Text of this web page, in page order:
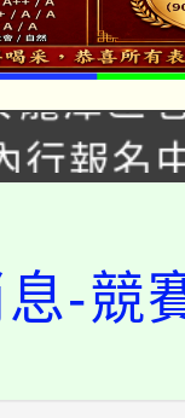
、30在
龍潭區
行報名
動會8/
舉行。
享有免
收入戶
-競